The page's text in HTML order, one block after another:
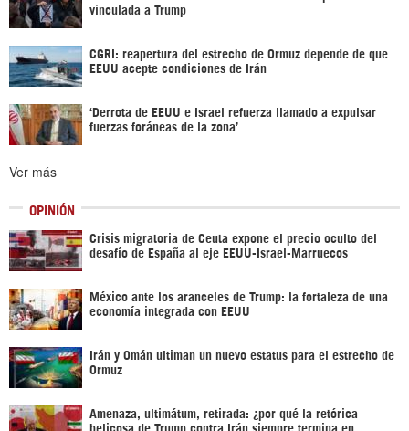
vinculada a Trump
CGRI: reapertura del estrecho de Ormuz depende de que
EEUU acepte condiciones de Irán
‘Derrota de EEUU e Israel refuerza llamado a expulsar
fuerzas foráneas de la zona’
Ver más
OPINIÓN
Crisis migratoria de Ceuta expone el precio oculto del
desafío de España al eje EEUU-Israel-Marruecos
México ante los aranceles de Trump: la fortaleza de una
economía integrada con EEUU
Irán y Omán ultiman un nuevo estatus para el estrecho de
Ormuz
Amenaza, ultimátum, retirada: ¿por qué la retórica
belicosa de Trump contra Irán siempre termina en